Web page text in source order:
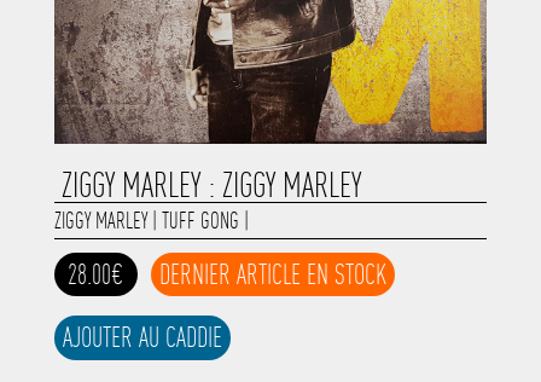
ZIGGY MARLEY : ZIGGY MARLEY
ZIGGY MARLEY| TUFF GONG |
28.00€ DERNIER ARTICLE EN STOCK
AJOUTER AU CADDIE